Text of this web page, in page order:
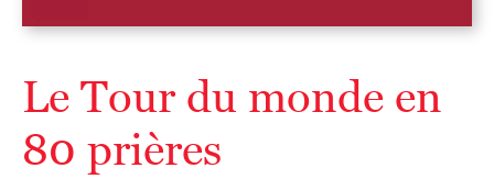
Le Tour du monde en
80 prières